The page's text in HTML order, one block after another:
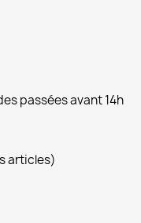
passées avant 14h
articles)